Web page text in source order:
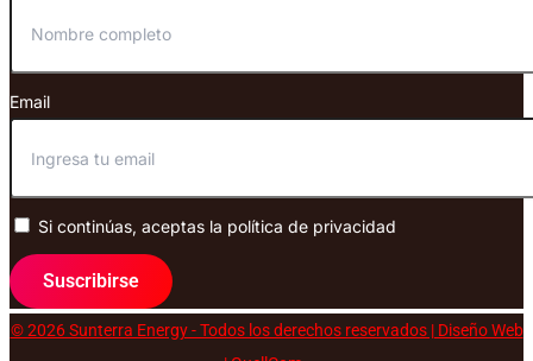
Email
Si continúas, aceptas la política de privacidad
Suscribirse
© 2026 Sunterra Energy - Todos los derechos reservados | Diseño Web